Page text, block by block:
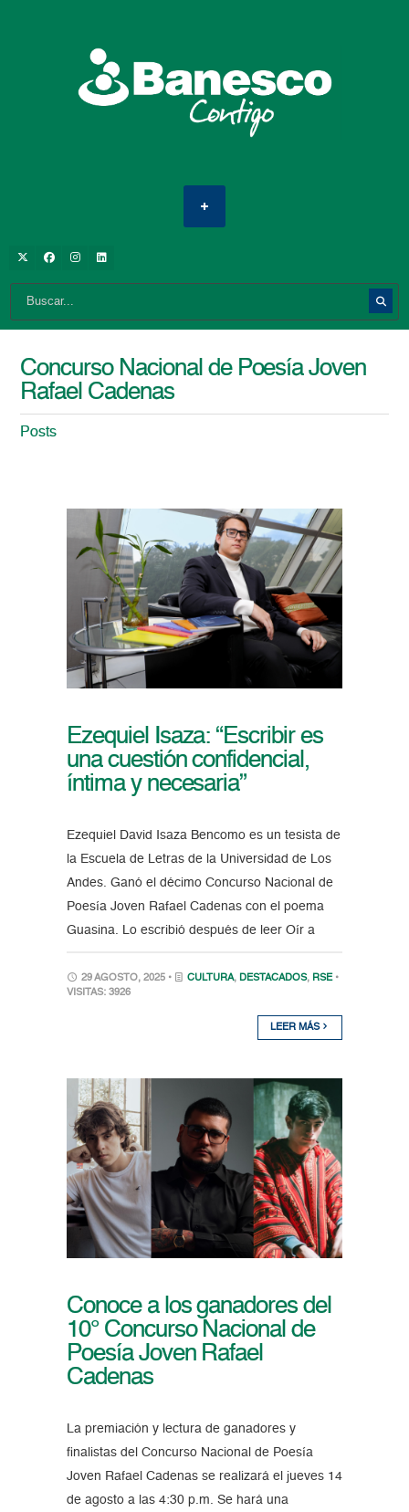
Concurso Nacional de Poesía Joven
Rafael Cadenas
Posts
Ezequiel Isaza: “Escribir es
una cuestión confidencial,
íntima y necesaria”
Ezequiel David Isaza Bencomo es un tesista de
la Escuela de Letras de la Universidad de Los
Andes. Ganó el décimo Concurso Nacional de
Poesía Joven Rafael Cadenas con el poema
Guasina. Lo escribió después de leer Oír a
29 AGOSTO, 2025 • CULTURA, DESTACADOS, RSE •
VISITAS: 3926
LEER MÁS
Conoce a los ganadores del
10° Concurso Nacional de
Poesía Joven Rafael
Cadenas
La premiación y lectura de ganadores y
finalistas del Concurso Nacional de Poesía
Joven Rafael Cadenas se realizará el jueves 14
de agosto a las 4:30 p.m. Se hará una